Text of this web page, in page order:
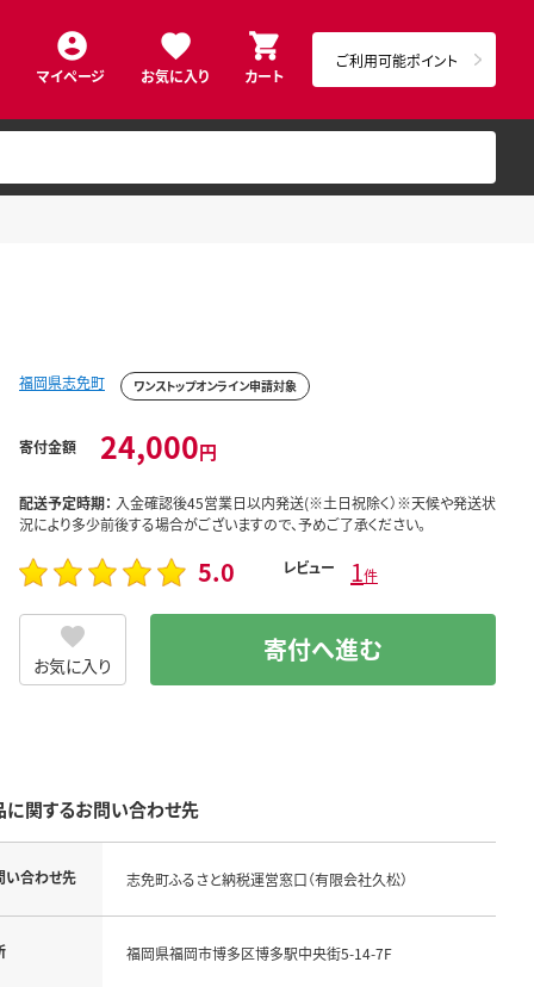
マイページ お気に入り カート
ご利用可能ポイント
福岡県志免町 ワンストップオンライン申請対象
寄付金額 24,000円
配送予定時期： 入金確認後45営業日以内発送(※土日祝除く）※天候や発送状
況により多少前後する場合がございますので、予めご了承ください。
5.0 レビュー 1件
お気に入り 寄付へ進む
に関するお問い合わせ先
い合わせ先 志免町ふるさと納税運営窓口（有限会社久松）
福岡県福岡市博多区博多駅中央街5-14-7F